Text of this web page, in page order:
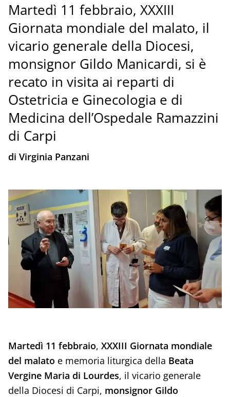
Martedì 11 febbraio, XXXIII
Giornata mondiale del malato, il
vicario generale della Diocesi,
monsignor Gildo Manicardi, si è
recato in visita ai reparti di
Ostetricia e Ginecologia e di
Medicina dell’Ospedale Ramazzini
di Carpi
di Virginia Panzani
Martedì 11 febbraio, XXXIII Giornata mondiale
del malato e memoria liturgica della Beata
Vergine Maria di Lourdes, il vicario generale
della Diocesi di Carpi, monsignor Gildo